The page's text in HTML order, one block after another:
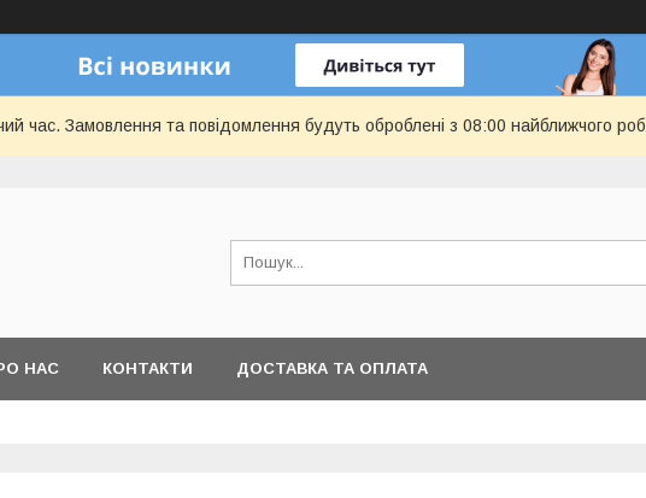
час. Замовлення та повідомлення будуть оброблені з 08:00 найближчого
НАС КОНТАКТИ ДОСТАВКА ТА ОПЛАТА